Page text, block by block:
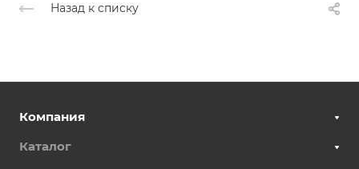
Назад к списку
Компания
Каталог